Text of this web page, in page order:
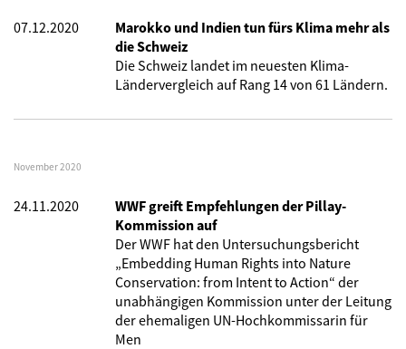
07.12.2020
Marokko und Indien tun fürs Klima mehr als
die Schweiz
Die Schweiz landet im neuesten Klima-
Ländervergleich auf Rang 14 von 61 Ländern.
November 2020
24.11.2020
WWF greift Empfehlungen der Pillay-
Kommission auf
Der WWF hat den Untersuchungsbericht
„Embedding Human Rights into Nature
Conservation: from Intent to Action“ der
unabhängigen Kommission unter der Leitung
der ehemaligen UN-Hochkommissarin für
Men